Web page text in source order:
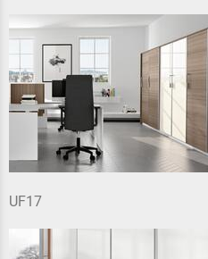
UF17